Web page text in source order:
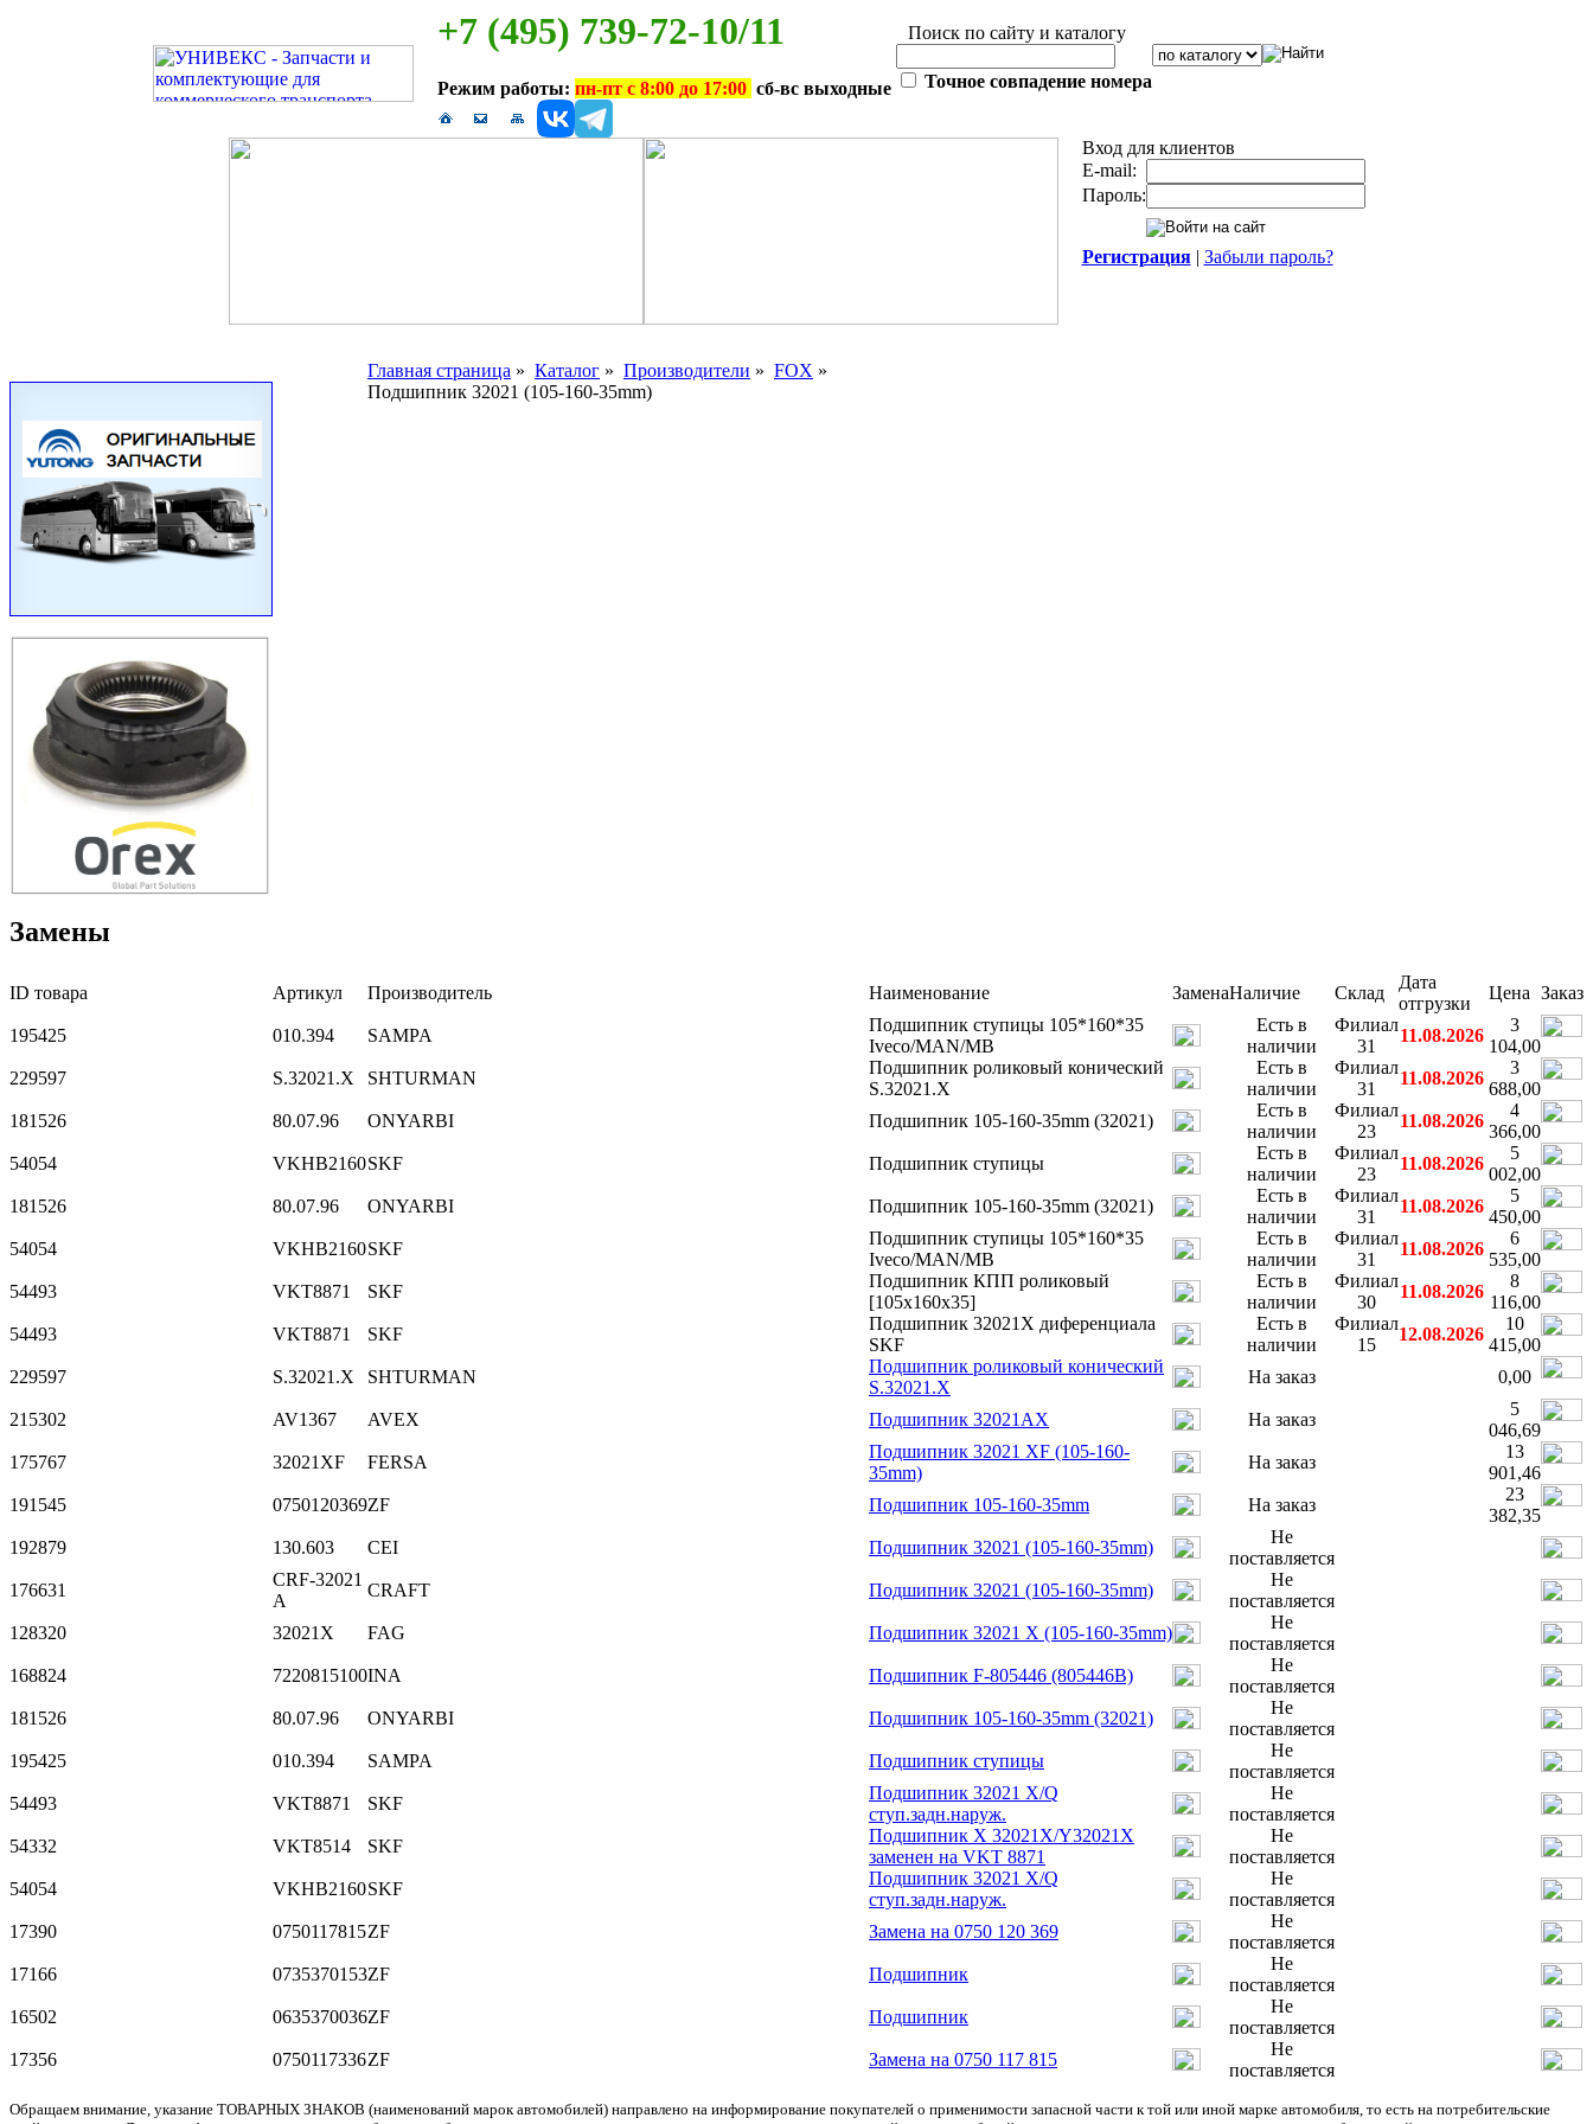
+7 (495) 739-72-10/11
Режим работы: пн-пт с 8:00 до 17:00 сб-вс выходные
Поиск по сайту и каталогу
Точное совпадение номера
Вход для клиентов
E-mail:
Пароль:
Регистрация| Забыли пароль?
Главная страница » Каталог » Производители » FOX »
Подшипник 32021 (105-160-35mm)
Замены
ID товара Артикул Производитель Наименование ЗаменаНаличие Склад
Дата
отгрузки
Цена Заказ
195425 010.394 SAMPA
Подшипник ступицы 105*160*35
Iveco/MAN/MB
Есть в
наличии
Филиал
31
11.08.2026
3
104,00
229597
S.32021.X SHTURMAN
Подшипник роликовый конический
S.32021.X
Есть в
наличии
Филиал
31
11.08.2026
3
688,00
181526
80.07.96 ONYARBI Подшипник 105-160-35mm (32021)
Есть в
наличии
Филиал
23
11.08.2026
4
366,00
54054
VKHB2160SKF Подшипник ступицы
Есть в
наличии
Филиал
23
11.08.2026
5
002,00
181526
80.07.96 ONYARBI Подшипник 105-160-35mm (32021)
Есть в
наличии
Филиал
31
11.08.2026
5
450,00
54054
VKHB2160SKF
Подшипник ступицы 105*160*35
Iveco/MAN/MB
Есть в
наличии
Филиал
31
11.08.2026
6
535,00
54493
VKT8871 SKF
Подшипник КПП роликовый
[105x160x35]
Есть в
наличии
Филиал
30
11.08.2026
8
116,00
54493
VKT8871 SKF
Подшипник 32021X диференциала
SKF
Есть в
наличии
Филиал
15
12.08.2026
10
415,00
229597
S.32021.X SHTURMAN
Подшипник роликовый конический
S.32021.X
На заказ 0,00
215302 AV1367 AVEX Подшипник 32021AX На заказ
5
046,69
175767
32021XF FERSA
Подшипник 32021 XF (105-160-
35mm)
На заказ
13
901,46
191545
0750120369ZF Подшипник 105-160-35mm На заказ
23
382,35
192879
130.603 CEI Подшипник 32021 (105-160-35mm)
Не
поставляется
176631
CRF-32021
A
CRAFT Подшипник 32021 (105-160-35mm)
Не
поставляется
128320
32021X FAG Подшипник 32021 X (105-160-35mm)
Не
поставляется
168824
7220815100INA Подшипник F-805446 (805446B)
Не
поставляется
181526
80.07.96 ONYARBI Подшипник 105-160-35mm (32021)
Не
поставляется
195425
010.394 SAMPA Подшипник ступицы
Не
поставляется
54493
VKT8871 SKF
Подшипник 32021 X/Q
ступ.задн.наруж.
Не
поставляется
54332
VKT8514 SKF
Подшипник X 32021X/Y32021X
заменен на VKT 8871
Не
поставляется
54054
VKHB2160SKF
Подшипник 32021 X/Q
ступ.задн.наруж.
Не
поставляется
17390
0750117815ZF Замена на 0750 120 369
Не
поставляется
17166
0735370153ZF Подшипник
Не
поставляется
16502
0635370036ZF Подшипник
Не
поставляется
17356
0750117336ZF Замена на 0750 117 815
Не
поставляется
Обращаем внимание, указание ТОВАРНЫХ ЗНАКОВ (наименований марок автомобилей) направлено на информирование покупателей о применимости запасной части к той или иной марке автомобиля, то есть на потребительские